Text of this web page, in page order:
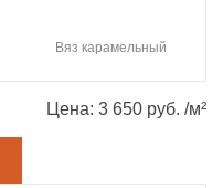
Вяз карамельный
Цена: 3 650 руб. /м²